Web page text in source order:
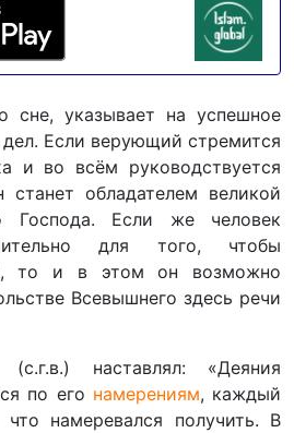
сне, указывает на успешное
Если верующий стремится
и во всём руководствуется
обладателем великой
Господа. Если же человек
для того, чтобы
то и в этом он возможно
Всевышнего здесь речи
наставлял: «Деяния
по его намерениям, каждый
намеревался получить. В